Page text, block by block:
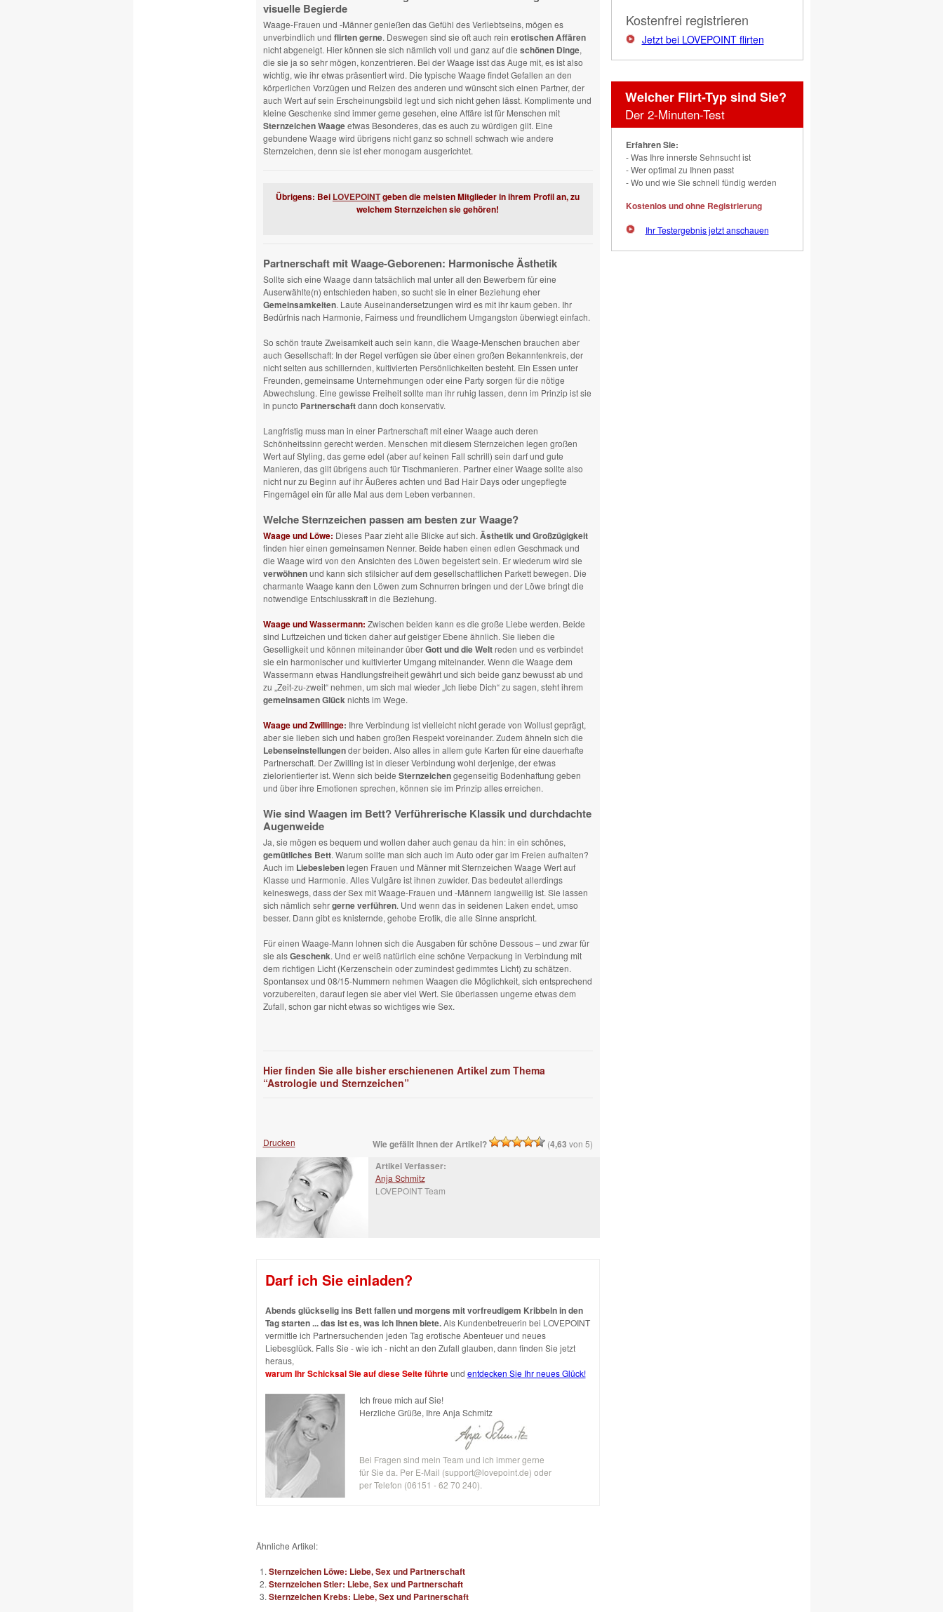
Kostenfrei registrieren
Jetzt bei LOVEPOINT flirten
Welcher Flirt-Typ sind Sie?
Der 2-Minuten-Test
Erfahren Sie:
Was Ihre innerste Sehnsucht ist
Wer optimal zu Ihnen passt
Wo und wie Sie schnell fündig werden
Kostenlos und ohne Registrierung
Ihr Testergebnis jetzt anschauen
visuelle Begierde
Waage-Frauen und -Männer genießen das Gefühl des Verliebtseins, mögen es
unverbindlich und flirten gerne. Deswegen sind sie oft auch rein erotischen Affären
nicht abgeneigt. Hier können sie sich nämlich voll und ganz auf die schönen Dinge,
die sie ja so sehr mögen, konzentrieren. Bei der Waage isst das Auge mit, es ist also
wichtig, wie ihr etwas präsentiert wird. Die typische Waage findet Gefallen an den
körperlichen Vorzügen und Reizen des anderen und wünscht sich einen Partner, der
auch Wert auf sein Erscheinungsbild legt und sich nicht gehen lässt. Komplimente und
kleine Geschenke sind immer gerne gesehen, eine Affäre ist für Menschen mit
Sternzeichen Waageetwas Besonderes, das es auch zu würdigen gilt. Eine
gebundene Waage wird übrigens nicht ganz so schnell schwach wie andere
Sternzeichen, denn sie ist eher monogam ausgerichtet.
Übrigens: Bei LOVEPOINTgeben die meisten Mitglieder in ihrem Profil an, zu
welchem Sternzeichen sie gehören!
Partnerschaft mit Waage-Geborenen: Harmonische Ästhetik
Sollte sich eine Waage dann tatsächlich mal unter all den Bewerbern für eine
Auserwählte(n) entschieden haben, so sucht sie in einer Beziehung eher
Gemeinsamkeiten. Laute Auseinandersetzungen wird es mit ihr kaum geben. Ihr
Bedürfnis nach Harmonie, Fairness und freundlichem Umgangston überwiegt einfach.
So schön traute Zweisamkeit auch sein kann, die Waage-Menschen brauchen aber
auch Gesellschaft: In der Regel verfügen sie über einen großen Bekanntenkreis, der
nicht selten aus schillernden, kultivierten Persönlichkeiten besteht. Ein Essen unter
Freunden, gemeinsame Unternehmungen oder eine Party sorgen für die nötige
Abwechslung. Eine gewisse Freiheit sollte man ihr ruhig lassen, denn im Prinzip ist sie
in puncto Partnerschaftdann doch konservativ.
Langfristig muss man in einer Partnerschaft mit einer Waage auch deren
Schönheitssinn gerecht werden. Menschen mit diesem Sternzeichen legen großen
Wert auf Styling, das gerne edel (aber auf keinen Fall schrill) sein darf und gute
Manieren, das gilt übrigens auch für Tischmanieren. Partner einer Waage sollte also
nicht nur zu Beginn auf ihr Äußeres achten und Bad Hair Days oder ungepflegte
Fingernägel ein für alle Mal aus dem Leben verbannen.
Welche Sternzeichen passen am besten zur Waage?
Waage und Löwe: Dieses Paar zieht alle Blicke auf sich. Ästhetik und Großzügigkeit
finden hier einen gemeinsamen Nenner. Beide haben einen edlen Geschmack und
die Waage wird von den Ansichten des Löwen begeistert sein. Er wiederum wird sie
verwöhnenund kann sich stilsicher auf dem gesellschaftlichen Parkett bewegen. Die
charmante Waage kann den Löwen zum Schnurren bringen und der Löwe bringt die
notwendige Entschlusskraft in die Beziehung.
Waage und Wassermann: Zwischen beiden kann es die große Liebe werden. Beide
sind Luftzeichen und ticken daher auf geistiger Ebene ähnlich. Sie lieben die
Geselligkeit und können miteinander überGott und die Weltreden und es verbindet
sie ein harmonischer und kultivierter Umgang miteinander. Wenn die Waage dem
Wassermann etwas Handlungsfreiheit gewährt und sich beide ganz bewusst ab und
zu „Zeit-zu-zweit“ nehmen, um sich mal wieder „Ich liebe Dich“ zu sagen, steht ihrem
gemeinsamen Glück nichts im Wege.
Waage und Zwillinge: Ihre Verbindung ist vielleicht nicht gerade von Wollust geprägt,
aber sie lieben sich und haben großen Respekt voreinander. Zudem ähneln sich die
Lebenseinstellungender beiden. Also alles in allem gute Karten für eine dauerhafte
Partnerschaft. Der Zwilling ist in dieser Verbindung wohl derjenige, der etwas
zielorientierter ist. Wenn sich beide Sternzeichengegenseitig Bodenhaftung geben
und über ihre Emotionen sprechen, können sie im Prinzip alles erreichen.
Wie sind Waagen im Bett? Verführerische Klassik und durchdachte
Augenweide
Ja, sie mögen es bequem und wollen daher auch genau da hin: in ein schönes,
gemütliches Bett. Warum sollte man sich auch im Auto oder gar im Freien aufhalten?
Auch im Liebeslebenlegen Frauen und Männer mit Sternzeichen Waage Wert auf
Klasse und Harmonie. Alles Vulgäre ist ihnen zuwider. Das bedeutet allerdings
keineswegs, dass der Sex mit Waage-Frauen und -Männern langweilig ist. Sie lassen
sich nämlich sehrgerne verführen. Und wenn das in seidenen Laken endet, umso
besser. Dann gibt es knisternde, gehobe Erotik, die alle Sinne anspricht.
Für einen Waage-Mann lohnen sich die Ausgaben für schöne Dessous – und zwar für
sie alsGeschenk. Und er weiß natürlich eine schöne Verpackung in Verbindung mit
dem richtigen Licht (Kerzenschein oder zumindest gedimmtes Licht) zu schätzen.
Spontansex und 08/15-Nummern nehmen Waagen die Möglichkeit, sich entsprechend
vorzubereiten, darauf legen sie aber viel Wert. Sie überlassen ungerne etwas dem
Zufall, schon gar nicht etwas so wichtiges wie Sex.
Hier finden Sie alle bisher erschienenen Artikel zum Thema
“Astrologie und Sternzeichen”
Drucken Wie gefällt Ihnen der Artikel? (4,63 von 5)
Artikel Verfasser:
Anja Schmitz
LOVEPOINT Team
Darf ich Sie einladen?
Abends glückselig ins Bett fallen und morgens mit vorfreudigem Kribbeln in den
Tag starten ... das ist es, was ich Ihnen biete.Als Kundenbetreuerin bei LOVEPOINT
vermittle ich Partnersuchenden jeden Tag erotische Abenteuer und neues
Liebesglück. Falls Sie - wie ich - nicht an den Zufall glauben, dann finden Sie jetzt
heraus,
warum Ihr Schicksal Sie auf diese Seite führteund entdecken Sie Ihr neues Glück!
Ich freue mich auf Sie!
Herzliche Grüße, Ihre Anja Schmitz
Bei Fragen sind mein Team und ich immer gerne
für Sie da. Per E-Mail (support@lovepoint.de) oder
per Telefon (06151 - 62 70 240).
Ähnliche Artikel:
Sternzeichen Löwe: Liebe, Sex und Partnerschaft
Sternzeichen Stier: Liebe, Sex und Partnerschaft
Sternzeichen Krebs: Liebe, Sex und Partnerschaft